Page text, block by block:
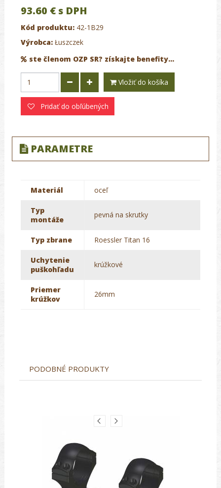
93.60 € s DPH
Kód produktu: 42-1B29
Výrobca: Łuszczek
ste členom OZP SR? získajte benefity...
Vložiť do košíka
Pridať do obľúbených
PARAMETRE
Materiál oceľ
Typ
montáže
pevná na skrutky
Typ zbrane Roessler Titan 16
Uchytenie
puškohľadu
krúžkové
Priemer
krúžkov
26mm
PODOBNÉ PRODUKTY